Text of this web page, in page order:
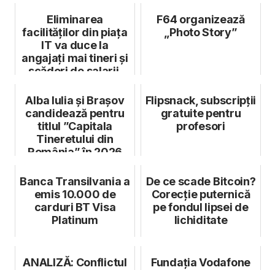
Eliminarea
facilităților din piața
IT va duce la
angajați mai tineri și
scăderi de salarii.
F64 organizează
„Photo Story”
Alba Iulia și Brașov
candidează pentru
titlul ”Capitala
Tineretului din
România” în 2026
Flipsnack, subscripții
gratuite pentru
profesori
Banca Transilvania a
emis 10.000 de
carduri BT Visa
Platinum
De ce scade Bitcoin?
Corecție puternică
pe fondul lipsei de
lichiditate
ANALIZĂ: Conflictul
Fundația Vodafone